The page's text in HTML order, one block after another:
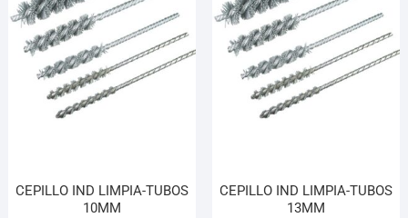
CEPILLO IND LIMPIA-TUBOS
10MM
CEPILLO IND LIMPIA-TUBOS
13MM